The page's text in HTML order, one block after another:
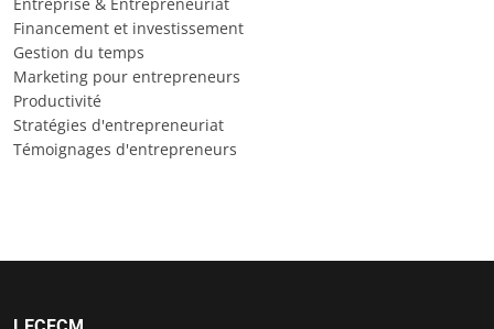
Financement et investissement
Gestion du temps
Marketing pour entrepreneurs
Productivité
Stratégies d'entrepreneuriat
Témoignages d'entrepreneurs